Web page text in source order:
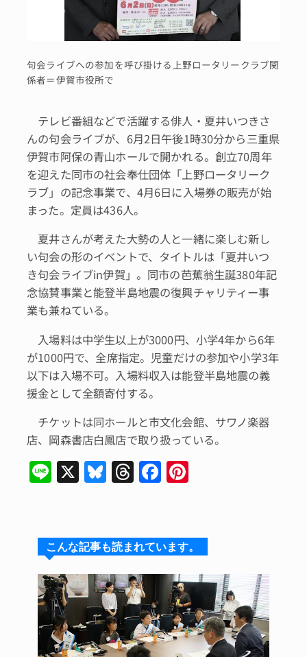
句会ライブへの参加を呼び掛ける上野ロータリークラブ関
係者＝伊賀市役所で
テレビ番組などで活躍する俳人・夏井いつきさ
んの句会ライブが、6月2日午後1時30分から三重県
伊賀市阿保の青山ホールで開かれる。創立70周年
を迎えた同市の社会奉仕団体「上野ロータリーク
ラブ」の記念事業で、4月6日に入場券の販売が始
まった。定員は436人。
夏井さんが考えた大勢の人と一緒に楽しむ新し
い句会の形のイベントで、タイトルは「夏井いつ
き句会ライブin伊賀」。同市の芭蕉翁生誕380年記
念協賛事業と能登半島地震の復興チャリティー事
業も兼ねている。
入場料は中学生以上が3000円、小学4年から6年
が1000円で、全席指定。児童だけの参加や小学3年
以下は入場不可。入場料収入は能登半島地震の義
援金として全額寄付する。
チケットは同ホールと市文化会館、サワノ楽器
店、岡森書店白鳳店で取り扱っている。
Li
n
X Bl
u
s
k
y
T
hr
a
d
s
F
a
e
b
o
o
k
re
st
こんな記事も読まれています。